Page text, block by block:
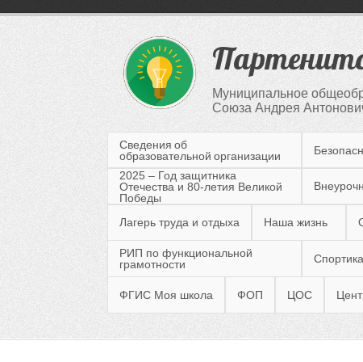
Муниципальное
Союза Андрея
Сведения об
образовательной организации
2025 – Год защитника
Отечества и 80-летия Великой
Победы
Лагерь труда и отдыха Наша жизнь
РИП по функциональной
грамотности
ФГИС Моя школа ФОП ЦОС